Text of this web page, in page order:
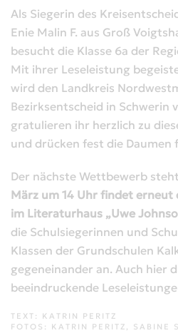
Als Siegerin des
Enie Malin F. aus Groß
besucht die Klasse 6a der
Mit ihrer Leseleistung
wird den Landkreis
Bezirksentscheid in Schwerin
gratulieren ihr herzlich zu
und drücken fest die Daumen
Der nächste Wettbewerb
März um 14 Uhr findet
im Literaturhaus „Uwe
die Schulsiegerinnen und
Klassen der Grundschulen
gegeneinander an. Auch hier
beeindruckende
TEXT: KATRIN PERITZ
FOTOS: KATRIN PERITZ, SABINE